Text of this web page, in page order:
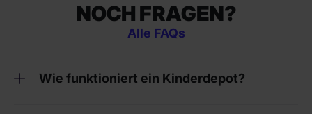
NOCH FRAGEN?
Alle FAQs
Wie funktioniert ein Kinderdepot?